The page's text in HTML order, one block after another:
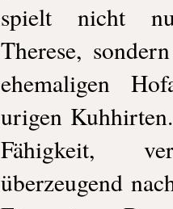
spielt nicht
Therese,
ehemaligen
urigen
Fähigkeit,
überzeugend